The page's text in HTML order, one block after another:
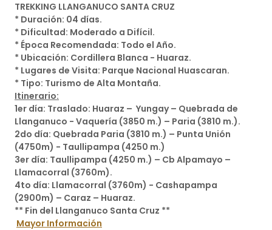
TREKKING LLANGANUCO SANTA CRUZ
* Duración: 04 días.
* Dificultad: Moderado a Difícil.
* Época Recomendada: Todo el Año.
* Ubicación: Cordillera Blanca - Huaraz.
* Lugares de Visita: Parque Nacional Huascaran.
* Tipo: Turismo de Alta Montaña.
Itinerario:
1er día: Traslado: Huaraz – Yungay – Quebrada de
Llanganuco - Vaquería (3850 m.) – Paria (3810 m.).
2do día: Quebrada Paria (3810 m.) – Punta Unión
(4750m) - Taullipampa (4250 m.)
3er día: Taullipampa (4250 m.) – Cb Alpamayo –
Llamacorral (3760m).
4to día: Llamacorral (3760m) - Cashapampa
(2900m) – Caraz – Huaraz.
** Fin del Llanganuco Santa Cruz **
Mayor Información